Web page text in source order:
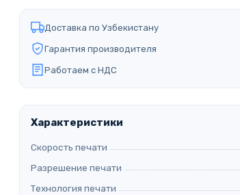
Доставка по Узбекистану
Гарантия производителя
Работаем с НДС
Характеристики
Скорость печати
Разрешение печати
Технология печати